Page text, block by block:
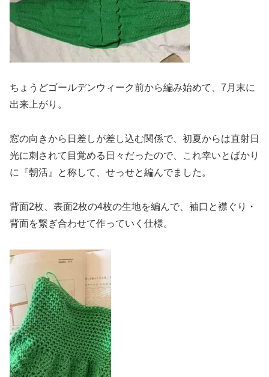
ちょうどゴールデンウィーク前から編み始めて、7月末に
出来上がり。
窓の向きから日差しが差し込む関係で、初夏からは直射日
光に刺されて目覚める日々だったので、これ幸いとばかり
に『朝活』と称して、せっせと編んでました。
背面2枚、表面2枚の4枚の生地を編んで、袖口と襟ぐり・
背面を繋ぎ合わせて作っていく仕様。